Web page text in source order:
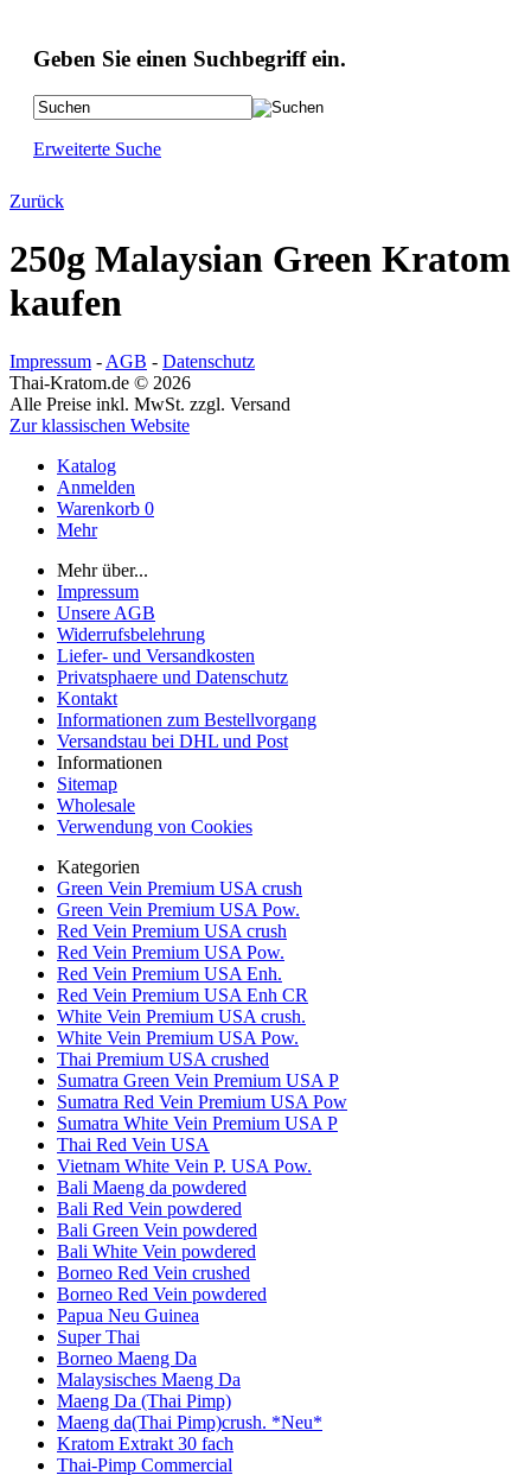
Geben Sie einen Suchbegriff ein.
Erweiterte Suche
Zurück
250g Malaysian Green Kratom
kaufen
Impressum - AGB - Datenschutz
Thai-Kratom.de © 2026
Alle Preise inkl. MwSt. zzgl. Versand
Zur klassischen Website
Katalog
Anmelden
Warenkorb 0
Mehr
Mehr über...
Impressum
Unsere AGB
Widerrufsbelehrung
Liefer- und Versandkosten
Privatsphaere und Datenschutz
Kontakt
Informationen zum Bestellvorgang
Versandstau bei DHL und Post
Informationen
Sitemap
Wholesale
Verwendung von Cookies
Kategorien
Green Vein Premium USA crush
Green Vein Premium USA Pow.
Red Vein Premium USA crush
Red Vein Premium USA Pow.
Red Vein Premium USA Enh.
Red Vein Premium USA Enh CR
White Vein Premium USA crush.
White Vein Premium USA Pow.
Thai Premium USA crushed
Sumatra Green Vein Premium USA P
Sumatra Red Vein Premium USA Pow
Sumatra White Vein Premium USA P
Thai Red Vein USA
Vietnam White Vein P. USA Pow.
Bali Maeng da powdered
Bali Red Vein powdered
Bali Green Vein powdered
Bali White Vein powdered
Borneo Red Vein crushed
Borneo Red Vein powdered
Papua Neu Guinea
Super Thai
Borneo Maeng Da
Malaysisches Maeng Da
Maeng Da (Thai Pimp)
Maeng da(Thai Pimp)crush. *Neu*
Kratom Extrakt 30 fach
Thai-Pimp Commercial